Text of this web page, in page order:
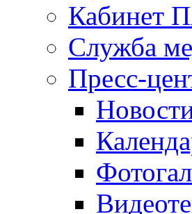
Кабинет
Служба
Пресс-